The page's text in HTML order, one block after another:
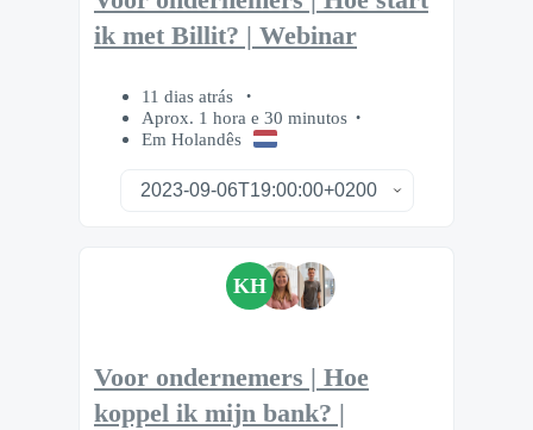
ik met Billit? | Webinar
11 dias atrás
Aprox. 1 hora e 30 minutos
Em Holandês
KH
Voor ondernemers | Hoe
koppel ik mijn bank? |